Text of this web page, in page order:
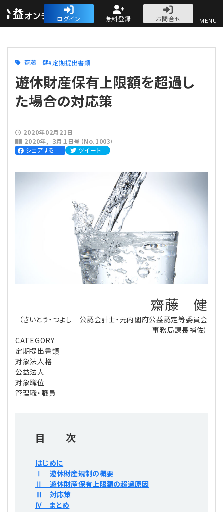
公益・一般法人オ
ログイン 無料登録
お問合せ
人気記事
法人運営
法人運営
評議員会・社員総会
定款関連
法改正-法人運営
会計・税務
インボイス
電子帳簿保存法
法改正-法務
IT
論壇
カレンダー
NEWS・TOPIC・特報
【連載】公益法人会計検定試験一問一答
【連載】公益法人のための「新公益信託」活用戦略
【連載】これからの時代の資産運用
【連載】採用・定着・育成のための人事戦略
【連載】事例に学ぶ立入検査で想定される指摘事項
【連載】事務局だよりPLUS
【連載】テーマで紐解く逆引きガイドライン
公益・一般法人オンラインとは
登録案内
MENU
齋藤 健 定期提出書類
遊休財産保有上限額を超過し
た場合の対応策
2020年02月21日
2020年
３月１日号（No.1003）
シェアする
ツイート
齋藤 健
（さいとう・つよし 公認会計士・元内閣府公益認定等委員会
事務局課長補佐）
CATEGORY
定期提出書類
対象法人格
公益法人
対象職位
管理職・職員
目 次
はじめに
Ⅰ 遊休財産規制の概要
Ⅱ 遊休財産保有上限額の超過原因
Ⅲ 対応策
Ⅳ まとめ